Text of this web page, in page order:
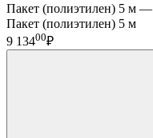
Пакет (полиэтилен) 5 м —
Пакет (полиэтилен) 5 м
9 13400₽